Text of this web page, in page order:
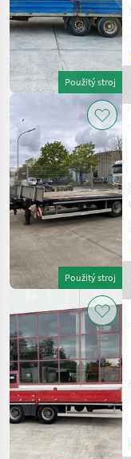
Použitý stroj
Použitý stroj